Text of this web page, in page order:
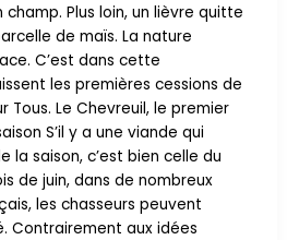
Plus loin, un lièvre quitte
de maïs. La nature
C’est dans cette
les premières cessions de
Tous. Le Chevreuil, le premier
S’il y a une viande qui
la saison, c’est bien celle du
de juin, dans de nombreux
les chasseurs peuvent
Contrairement aux idées